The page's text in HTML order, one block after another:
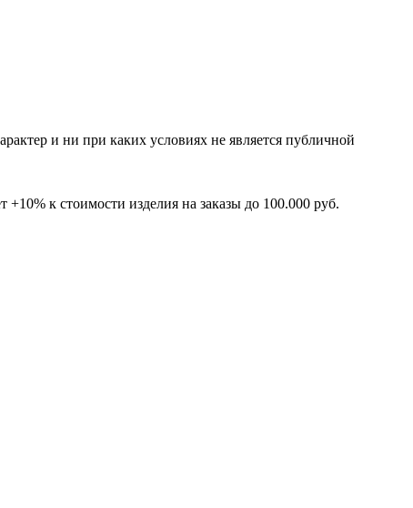
и ни при каких условиях не является публичной
к стоимости изделия на заказы до 100.000 руб.